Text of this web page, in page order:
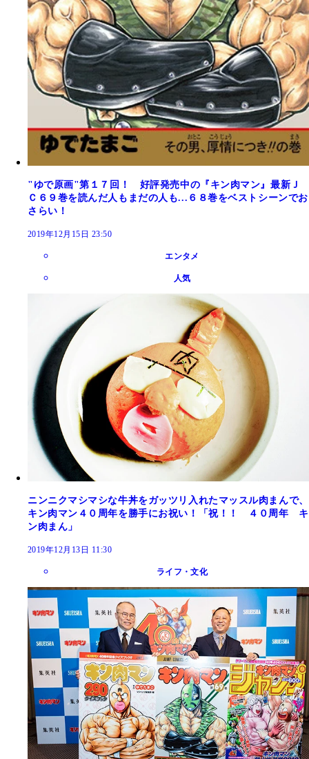
"ゆで原画"第１７回！ 好評発売中の『キン肉マン』最新Ｊ
Ｃ６９巻を読んだ人もまだの人も...６８巻をベストシーンでお
さらい！
2019年12月15日 23:50
エンタメ
人気
ニンニクマシマシな牛丼をガッツリ入れたマッスル肉まんで、
キン肉マン４０周年を勝手にお祝い！「祝！！ ４０周年 キ
ン肉まん」
2019年12月13日 11:30
ライフ・文化